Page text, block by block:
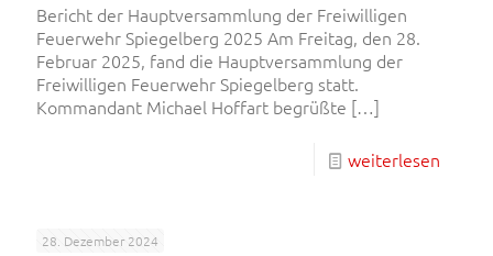
Bericht der Hauptversammlung der Freiwilligen
Feuerwehr Spiegelberg 2025 Am Freitag, den 28.
Februar 2025, fand die Hauptversammlung der
Freiwilligen Feuerwehr Spiegelberg statt.
Kommandant Michael Hoffart begrüßte […]
weiterlesen
28. Dezember 2024